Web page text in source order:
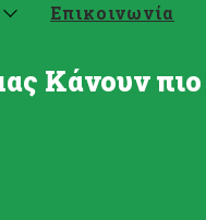
Επικοινωνία
Κάνουν πιο